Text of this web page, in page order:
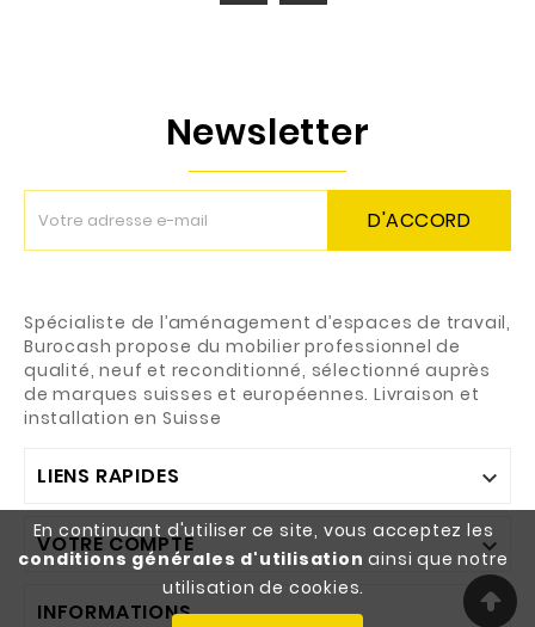
En continuant d'utiliser ce site, vous acceptez les
conditions générales d'utilisation ainsi que notre
utilisation de cookies.
Newsletter
D'ACCORD
Spécialiste de l’aménagement d’espaces de travail,
Burocash propose du mobilier professionnel de
qualité, neuf et reconditionné, sélectionné auprès
de marques suisses et européennes. Livraison et
installation en Suisse
LIENS RAPIDES 
VOTRE COMPTE 
INFORMATIONS 